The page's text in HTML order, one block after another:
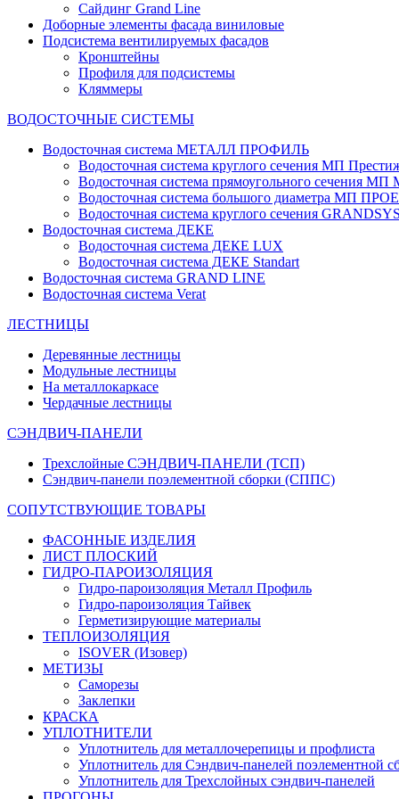
Сайдинг Grand Line
Доборные элементы фасада виниловые
Подсистема вентилируемых фасадов
Кронштейны
Профиля для подсистемы
Кляммеры
ВОДОСТОЧНЫЕ СИСТЕМЫ
Водосточная система МЕТАЛЛ ПРОФИЛЬ
Водосточная система круглого сечения МП
Водосточная система прямоугольного сечения МП
Водосточная система большого диаметра МП
Водосточная система круглого сечения
Водосточная система ДЕКЕ
Водосточная система ДЕКЕ LUX
Водосточная система ДЕКЕ Standart
Водосточная система GRAND LINE
Водосточная система Verat
ЛЕСТНИЦЫ
Деревянные лестницы
Модульные лестницы
На металлокаркасе
Чердачные лестницы
СЭНДВИЧ-ПАНЕЛИ
Трехслойные СЭНДВИЧ-ПАНЕЛИ (ТСП)
Сэндвич-панели поэлементной сборки (СППС)
СОПУТСТВУЮЩИЕ ТОВАРЫ
ФАСОННЫЕ ИЗДЕЛИЯ
ЛИСТ ПЛОСКИЙ
ГИДРО-ПАРОИЗОЛЯЦИЯ
Гидро-пароизоляция Металл Профиль
Гидро-пароизоляция Тайвек
Герметизирующие материалы
ТЕПЛОИЗОЛЯЦИЯ
ISOVER (Изовер)
МЕТИЗЫ
Саморезы
Заклепки
КРАСКА
УПЛОТНИТЕЛИ
Уплотнитель для металлочерепицы и профлиста
Уплотнитель для Сэндвич-панелей поэлементной
Уплотнитель для Трехслойных сэндвич-панелей